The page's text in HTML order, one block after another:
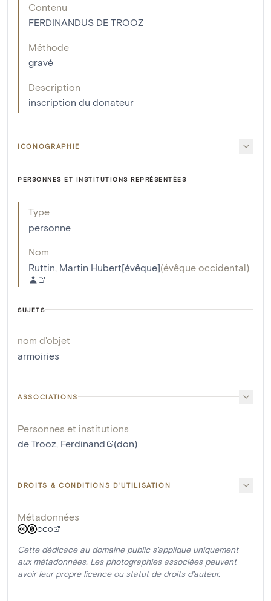
Contenu
FERDINANDUS DE TROOZ
Méthode
gravé
Description
inscription du donateur
ICONOGRAPHIE
PERSONNES ET INSTITUTIONS REPRÉSENTÉES
Type
personne
Nom
Ruttin, Martin Hubert[évêque](évêque occidental)
SUJETS
nom d'objet
armoiries
ASSOCIATIONS
Personnes et institutions
de Trooz, Ferdinand
(don)
DROITS & CONDITIONS D'UTILISATION
Métadonnées
CC0
Cette dédicace au domaine public s'applique uniquement
aux métadonnées. Les photographies associées peuvent
avoir leur propre licence ou statut de droits d'auteur.